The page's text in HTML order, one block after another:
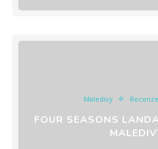
Maledivy
FOUR SEASONS